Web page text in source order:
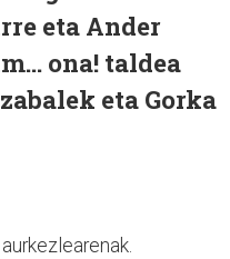
eta Ander
ona! taldea
eta Gorka